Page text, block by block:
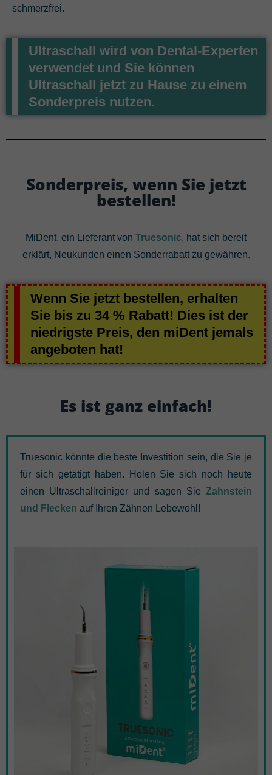
schmerzfrei.
Ultraschall wird von Dental-Experten
verwendet und Sie können
Ultraschall jetzt zu Hause zu einem
Sonderpreis nutzen.
Sonderpreis, wenn Sie jetzt
bestellen!
MiDent, ein Lieferant von Truesonic, hat sich bereit
erklärt, Neukunden einen Sonderrabatt zu gewähren.
Wenn Sie jetzt bestellen, erhalten
Sie bis zu 34 % Rabatt! Dies ist der
niedrigste Preis, den miDent jemals
angeboten hat!
Es ist ganz einfach!
Truesonic könnte die beste Investition sein, die Sie je
für sich getätigt haben. Holen Sie sich noch heute
einen Ultraschallreiniger und sagen Sie Zahnstein
und Flecken auf Ihren Zähnen Lebewohl!